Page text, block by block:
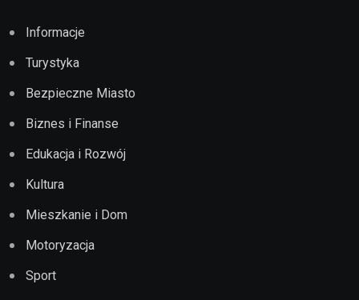
Informacje
Turystyka
Bezpieczne Miasto
Biznes i Finanse
Edukacja i Rozwój
Kultura
Mieszkanie i Dom
Motoryzacja
Sport